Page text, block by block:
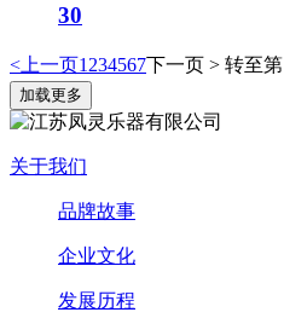
30
<上一页1 234567下一页 > 转至第
加载更多
关于我们
品牌故事
企业文化
发展历程